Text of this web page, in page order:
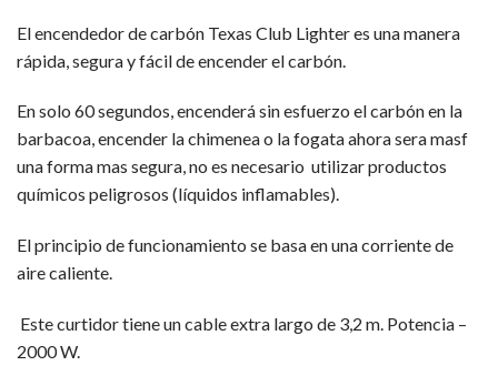
El encendedor de carbón Texas Club Lighter es una manera
rápida, segura y fácil de encender el carbón.
En solo 60 segundos, encenderá sin esfuerzo el carbón en la
barbacoa, encender la chimenea o la fogata ahora sera masf
una forma mas segura, no es necesario utilizar productos
químicos peligrosos (líquidos inflamables).
El principio de funcionamiento se basa en una corriente de
aire caliente.
Este curtidor tiene un cable extra largo de 3,2 m. Potencia –
2000 W.